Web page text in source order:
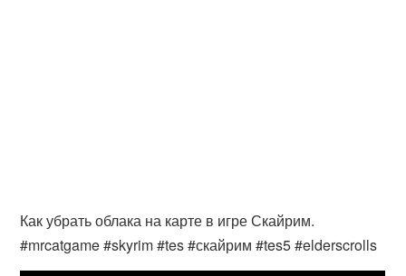
Как убрать облака на карте в игре Скайрим.
#mrcatgame #skyrim #tes #скайрим #tes5 #elderscrolls